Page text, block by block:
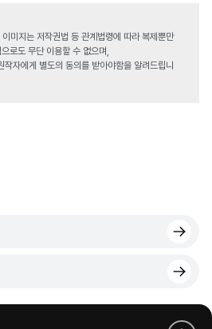
미지는 저작권법 등 관계법령에 따라 복제뿐만
로도 무단 이용할 수 없으며,
자에게 별도의 동의를 받아야함을 알려드립니